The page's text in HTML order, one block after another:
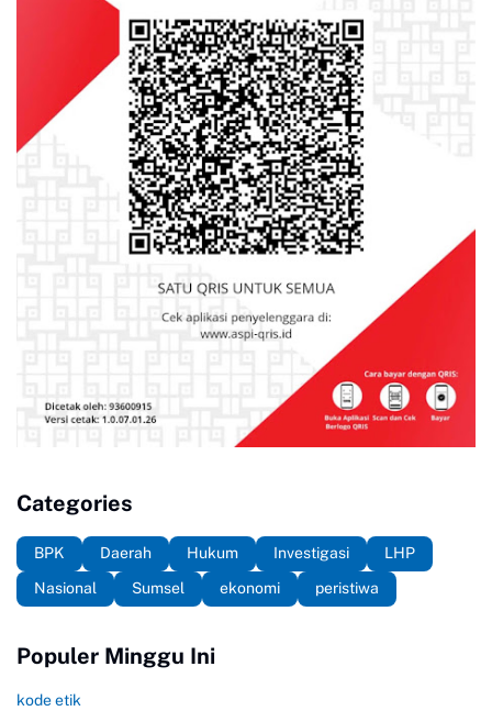
Categories
BPK Daerah Hukum Investigasi
LHP
Nasional
Sumsel ekonomi peristiwa
Populer Minggu Ini
kode etik